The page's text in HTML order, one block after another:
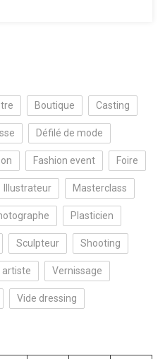
Boutique Casting
Défilé de mode
Fashion event Foire
Illustrateur Masterclass
Plasticien
Sculpteur Shooting
Vernissage
Vide dressing